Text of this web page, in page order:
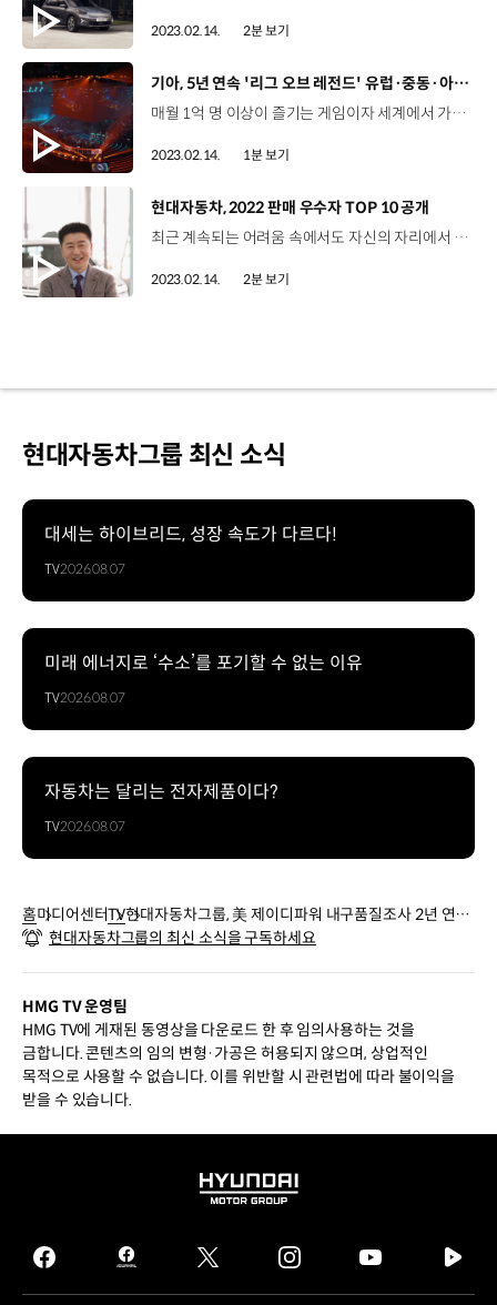
2023.02.14. 2분 보기
[동영상]
기아, 5년 연속 '리그 오브 레전드' 유럽·중동·아프리카 챔피언십 후원
매월 1억 명 이상이 즐기는 게임이자 세계에서 가장 인기 있는 게임 중 하나인 '리그 오브 레전드'와 기아가 5년 연속 전설을 써 내려갑니다! LEC는 라이엇 게임즈가 주최하는 ‘리그 오브 레전드’ 유럽 지역 프로리그인데요. 2023 시즌부터는 중동과 아프리카 등 참가 지역을 넓히고 봄, 여름 시즌에 겨울 시즌을 추가해 지난 1월 개막했습니다. 기아는 LEC와 파트너십 계약을 연장하고 협업을 이어 가기로 했는데요. '2023 시즌 LEC의 자동차 부문 메인 파트너'인 기아는 다양한 콘텐츠를 공개해 전 세계 e스포츠 팬들의 팬심을 사로잡을 예정입니다. 특히 올해 ‘리그 오브 레전드 월드 챔피언십’은 한국에서 개최되는 만큼, 유럽 지역에서 펼치는 e스포츠 마케팅 효과가 한국까지 이어질 것으로 보이는데요. 기아와 함께하는 세계 최고의 e스포츠 리그! 많은 기대 부탁드립니다.
2023.02.14. 1분 보기
[동영상]
현대자동차, 2022 판매 우수자 TOP 10 공개
최근 계속되는 어려움 속에서도 자신의 자리에서 최선을 다하는 이들이 있습니다. 바로 현대자동차 '2022년 전국 판매 우수자 TOP 10'이 그 주인공인데요. 그중에서도 대전지점 김기양 영업이사가 최다 판매 직원으로 선정됐습니다! 1991년 10월 입사 이래 작년까지 누적 5,765대를 판매한 김기양 영업이사는 2022년 한 해 동안 392대를 판매하며 지난해에 이어 2년 연속 현대차 최다 판매 직원에 이름을 올렸는데요! 김기양 영업이사 / 현대자동차 대전지점어려웠던 시기에 전국 판매 1위를 했다는 것에 대해 많은 자부심과 해냈다는 성취감을 느끼고 있습니다. 2022년은 저뿐만 아니라 전국에 많은 카마스터님들께서 힘들었던 한 해였는데요. 이런 어려운 환경을 해결하기 위해 다른 해보다 더 많이 고객님께 DM도 보내고 자주 문자도 드리고 고객님과 전화 통화로 소통하며 기계약했던 고객분들을 출고까지 이끌어갔던 게 큰 힘이 되어 이런 좋은 결과를 얻은 것 같습니다. 한편 판매 우수자 TOP10에 선정된 이들은, 다양한 고객 수요를 파악해 적절한 차종을 제시하는 전략적인 판매 방식과 대기 고객 케어 서비스 강화 등을 우수한 판매 성과의 비결로 꼽았는데요. 지금도 현대차의 전 직원들은 고객에게 감동을 드리기 위해, 차별화된 서비스를 제공하기 위해! 노력 중입니다.
2023.02.14. 2분 보기
현대자동차그룹 최신 소식
대세는 하이브리드, 성장 속도가 다르다!
TV2026.08.07
미래 에너지로 ‘수소’를 포기할 수 없는 이유
TV2026.08.07
자동차는 달리는 전자제품이다?
TV2026.08.07
홈미디어센터TV현대자동차그룹, 美 제이디파워 내구품질조사 2년 연속
1위 달성
현대자동차그룹의 최신 소식을 구독하세요
HMG TV 운영팀
HMG TV에 게재된 동영상을 다운로드 한 후 임의사용하는 것을
금합니다. 콘텐츠의 임의 변형·가공은 허용되지 않으며, 상업적인
목적으로 사용할 수 없습니다. 이를 위반할 시 관련법에 따라 불이익을
받을 수 있습니다.
HYUNDAI
GROUP
facebook
hmg
journal
twitter instagram
tv